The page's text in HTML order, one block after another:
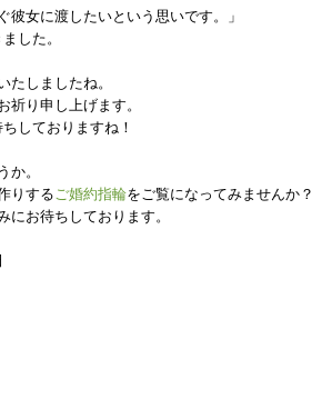
女に渡したいという思いです。
」
した。
たしましたね。
祈り申し上げます。
しておりますね！
か。
りする ご婚約指輪をご覧になってみませんか？
お待ちしております。